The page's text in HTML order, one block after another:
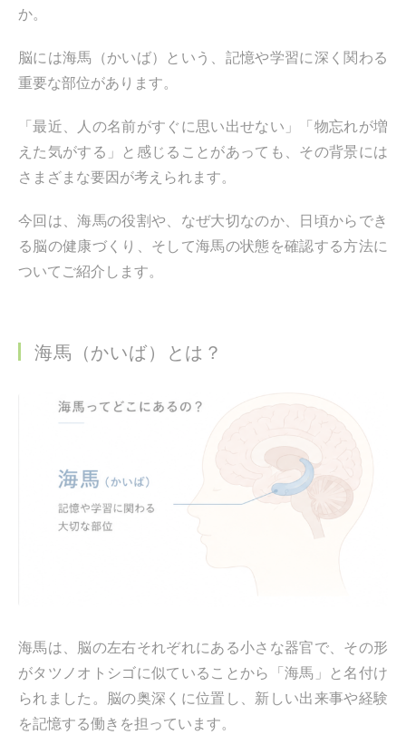
か。
脳には海馬（かいば）という、記憶や学習に深く関わる
重要な部位があります。
「最近、人の名前がすぐに思い出せない」「物忘れが増
えた気がする」と感じることがあっても、その背景には
さまざまな要因が考えられます。
今回は、海馬の役割や、なぜ大切なのか、日頃からでき
る脳の健康づくり、そして海馬の状態を確認する方法に
ついてご紹介します。
海馬（かいば）とは？
海馬は、脳の左右それぞれにある小さな器官で、その形
がタツノオトシゴに似ていることから「海馬」と名付け
られました。脳の奥深くに位置し、新しい出来事や経験
を記憶する働きを担っています。